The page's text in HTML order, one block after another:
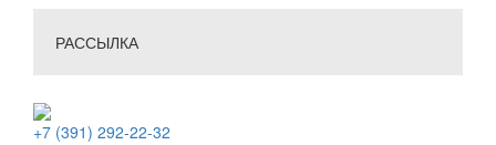
РАССЫЛКА
+7 (391) 292-22-32